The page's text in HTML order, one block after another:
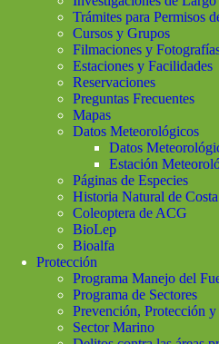
Trámites para Permisos
Cursos y Grupos
Filmaciones y
Estaciones y Facilidades
Reservaciones
Preguntas Frecuentes
Mapas
Datos Meteorológicos
Datos
Estación
Páginas de Especies
Historia Natural de
Coleoptera de ACG
BioLep
Bioalfa
Protección
Programa Manejo del
Programa de Sectores
Prevención, Protección
Sector Marino